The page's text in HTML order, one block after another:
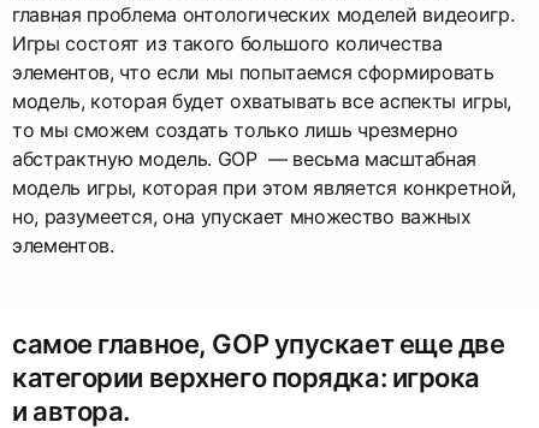
главная проблема онтологических моделей видеоигр.
Игры состоят из такого большого количества
элементов, что если мы попытаемся сформировать
модель, которая будет охватывать все аспекты игры,
то мы сможем создать только лишь чрезмерно
абстрактную модель. GOP — весьма масштабная
модель игры, которая при этом является конкретной,
но, разумеется, она упускает множество важных
элементов.
самое главное, GOP упускает еще две
категории верхнего порядка: игрока
и автора.